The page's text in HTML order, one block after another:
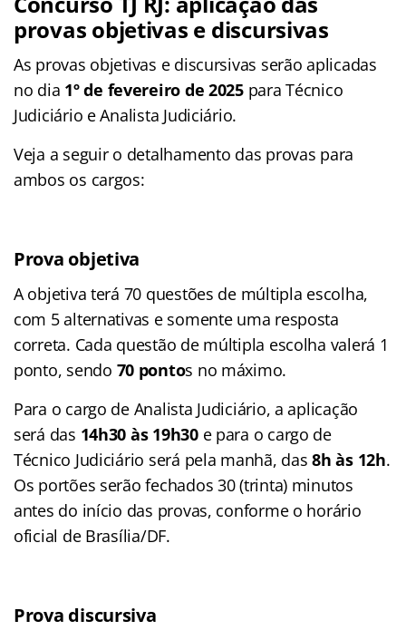
provas objetivas e discursivas
As provas objetivas e discursivas serão aplicadas
no dia 1º de fevereiro de 2025para Técnico
Judiciário e Analista Judiciário.
Veja a seguir o detalhamento das provas para
ambos os cargos:
Prova objetiva
A objetiva terá 70 questões de múltipla escolha,
com 5 alternativas e somente uma resposta
correta. Cada questão de múltipla escolha valerá 1
ponto, sendo 70 pontos no máximo.
Para o cargo de Analista Judiciário, a aplicação
será das 14h30 às 19h30e para o cargo de
Técnico Judiciário será pela manhã, das8h às 12h.
Os portões serão fechados 30 (trinta) minutos
antes do início das provas, conforme o horário
oficial de Brasília/DF.
Prova discursiva